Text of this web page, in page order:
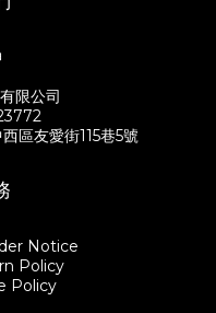
限公司
區友愛街115巷5號
Notice
Policy
Policy